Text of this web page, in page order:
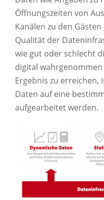
Öffnungszeiten von
Kanälen zu den
Qualität der
wie gut oder schlecht
digital
Ergebnis zu erreichen,
Daten auf eine
aufgearbeitet werden.